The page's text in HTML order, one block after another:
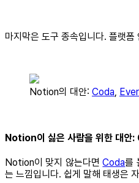
마지막은 도구 종속입니다. 플랫
Notion의 대안: Coda,
Notion이 싫은 사람을 위한 대
Notion이 맞지 않는다면Coda를
는 느낌입니다. 쉽게 말해 태생은